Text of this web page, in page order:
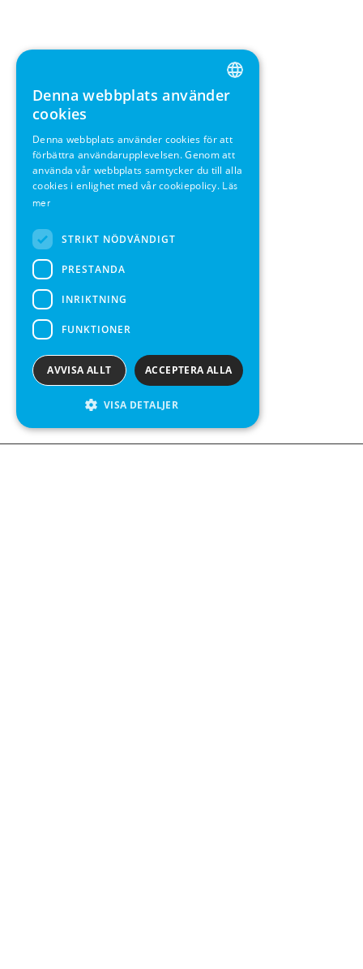
ENGLISH
SWEDISH
FRENCH
Denna webbplats använder
cookies
Denna webbplats använder cookies för att
förbättra användarupplevelsen. Genom att
använda vår webbplats samtycker du till alla
cookies i enlighet med vår cookiepolicy. Läs
mer
STRIKT NÖDVÄNDIGT
PRESTANDA
INRIKTNING
FUNKTIONER
ACCEPTERA ALLA
AVVISA ALLT
VISA DETALJER